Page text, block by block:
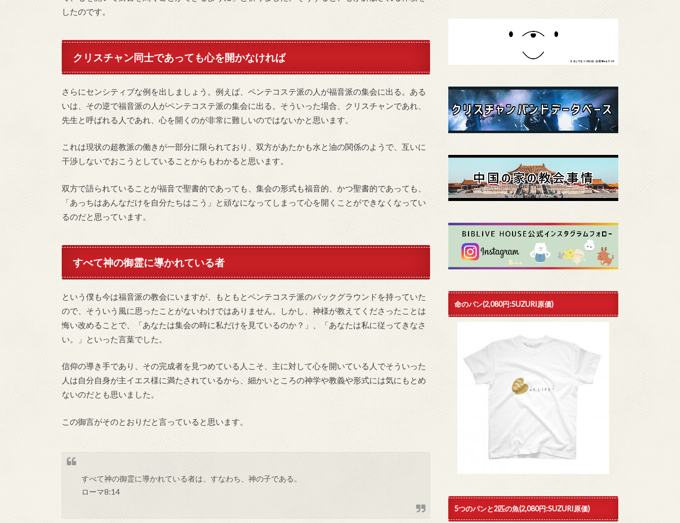
したのです。
クリスチャン同士であっても心を開かなければ
さらにセンシティブな例を出しましょう。例えば、ペンテコステ派の人が福音派の集会に出る。ある
いは、その逆で福音派の人がペンテコステ派の集会に出る。そういった場合、クリスチャンであれ、
先生と呼ばれる人であれ、心を開くのが非常に難しいのではないかと思います。
これは現状の超教派の働きが一部分に限られており、双方があたかも水と油の関係のようで、互いに
干渉しないでおこうとしていることからもわかると思います。
双方で語られていることが福音で聖書的であっても、集会の形式も福音的、かつ聖書的であっても、
「あっちはあんなだけを自分たちはこう」と頑なになってしまって心を開くことができなくなってい
るのだと思っています。
すべて神の御霊に導かれている者
という僕も今は福音派の教会にいますが、もともとペンテコステ派のバックグラウンドを持っていた
ので、そういう風に思ったことがないわけではありません。しかし、神様が教えてくださったことは
悔い改めることで、「あなたは集会の時に私だけを見ているのか？」、「あなたは私に従ってきなさ
い。」といった言葉でした。
信仰の導き手であり、その完成者を見つめている人こそ、主に対して心を開いている人でそういった
人は自分自身が主イエス様に満たされているから、細かいところの神学や教義や形式には気にもとめ
ないのだとも思いました。
この御言がそのとおりだと言っていると思います。
すべて神の御霊に導かれている者は、すなわち、神の子である。
ローマ8:14
命のパン(2,080円:SUZURI原価)
5つのパンと2匹の魚(2,080円:SUZURI原価)